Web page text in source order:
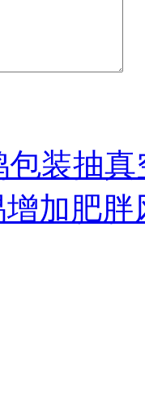
装抽
加肥胖